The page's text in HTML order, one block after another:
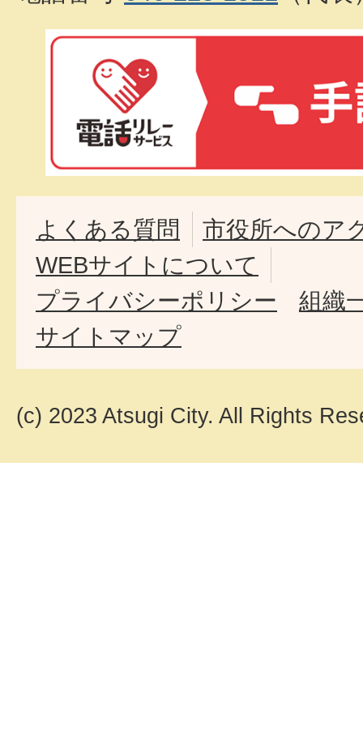
よくある質問
市役所へのア
WEBサイトについて
プライバシーポリシー
組織
サイトマップ
(c) 2023 Atsugi City. All Rights